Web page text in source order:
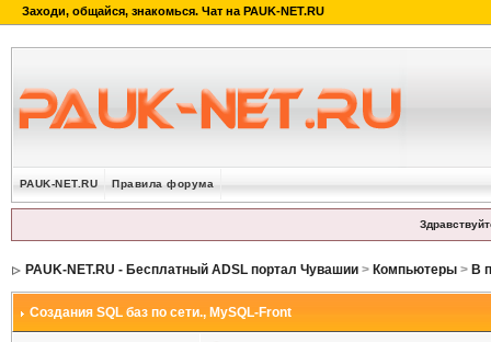
PAUK-NET.RU Правила форума
PAUK-NET.RU - Бесплатный ADSL портал Чувашии> Компьютеры> В
Создания SQL баз по сети., MySQL-Front